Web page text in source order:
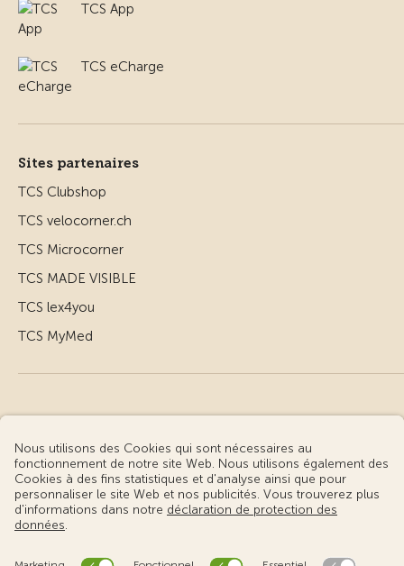
TCS App
TCS eCharge
Sites partenaires
TCS Clubshop
TCS velocorner.ch
TCS Microcorner
TCS MADE VISIBLE
TCS lex4you
TCS MyMed
Conditions d’utilisation – informations juridiques